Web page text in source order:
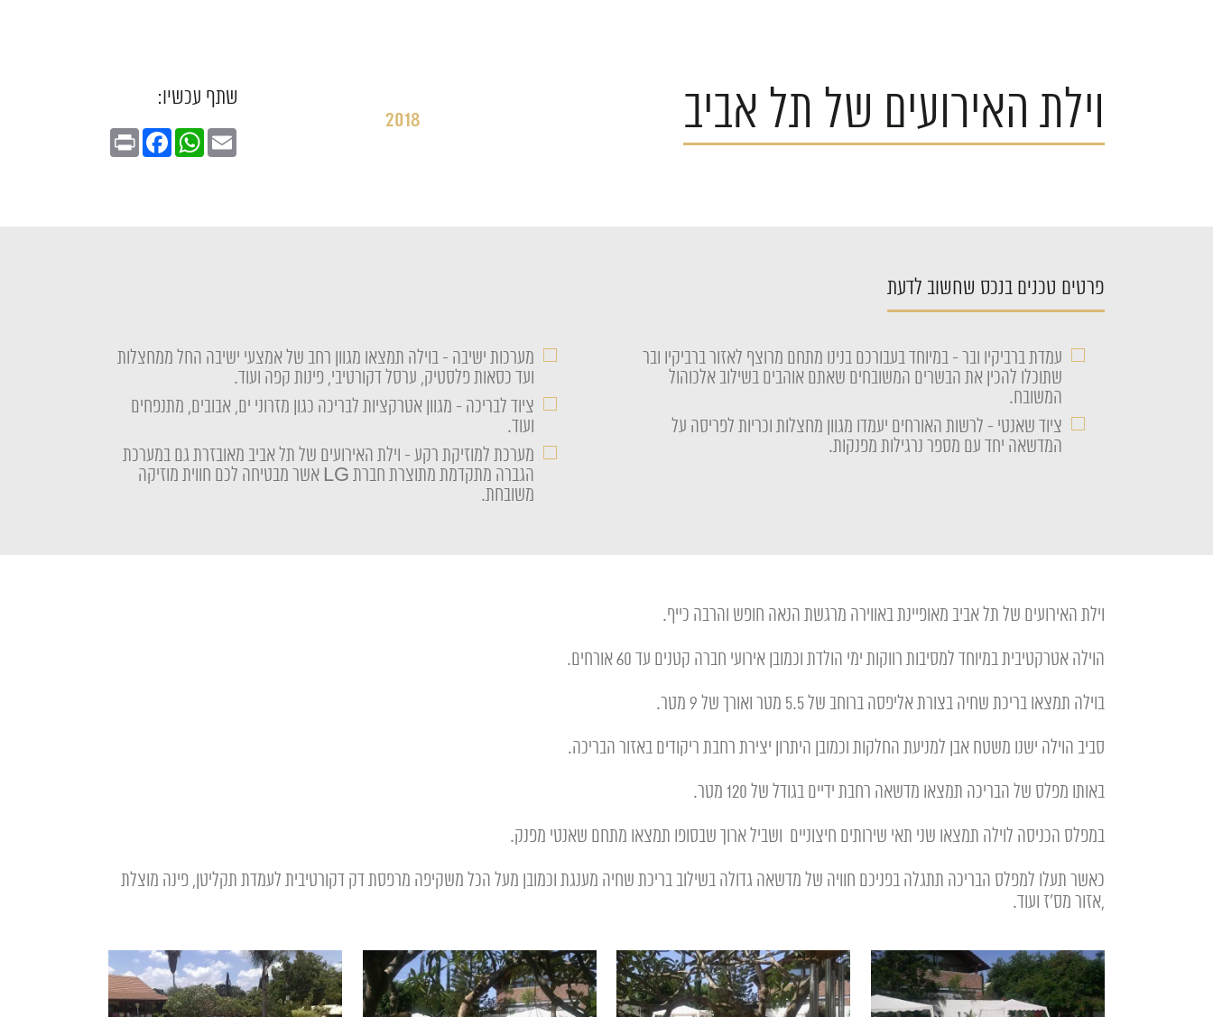
וילת האירועים של תל אביב 2018
שתף עכשיו:
Print
FacebookWhatsAppEmail
פרטים טכנים בנכס שחשוב לדעת
□ עמדת ברביקיו ובר - במיוחד בעבורכם בנינו מתחם מרוצף לאזור ברביקיו ובר
שתוכלו להכין את הבשרים המשובחים שאתם אוהבים בשילוב אלכוהול
המשובח.
□ ציוד שאנטי - לרשות האורחים יעמדו מגוון מחצלות וכריות לפריסה על
המדשאה יחד עם מספר נרגילות מפנקות.
□ מערכות ישיבה - בוילה תמצאו מגוון רחב של אמצעי ישיבה החל ממחצלות
ועד כסאות פלסטיק, ערסל דקורטיבי, פינות קפה ועוד.
□ ציוד לבריכה - מגוון אטרקציות לבריכה כגון מזרוני ים, אבובים, מתנפחים
ועוד.
□ מערכת למוזיקת רקע - וילת האירועים של תל אביב מאובזרת גם במערכת
הגברה מתקדמת מתוצרת חברת LG אשר מבטיחה לכם חווית מוזיקה
משובחת.
וילת האירועים של תל אביב מאופיינת באווירה מרגשת הנאה חופש והרבה כייף.
הוילה אטרקטיבית במיוחד למסיבות רווקות ימי הולדת וכמובן אירועי חברה קטנים עד 60 אורחים.
בוילה תמצאו בריכת שחיה בצורת אליפסה ברוחב של 5.5 מטר ואורך של 9 מטר.
סביב הוילה ישנו משטח אבן למניעת החלקות וכמובן היתרון יצירת רחבת ריקודים באזור הבריכה.
באותו מפלס של הבריכה תמצאו מדשאה רחבת ידיים בגודל של 120 מטר.
במפלס הכניסה לוילה תמצאו שני תאי שירותים חיצוניים ושביל ארוך שבסופו תמצאו מתחם שאנטי מפנק.
כאשר תעלו למפלס הבריכה תתגלה בפניכם חוויה של מדשאה גדולה בשילוב בריכת שחיה מענגת וכמובן מעל הכל משקיפה מרפסת דק דקורטיבית לעמדת תקליטן, פינה מוצלת
,אזור מס'ז ועוד.